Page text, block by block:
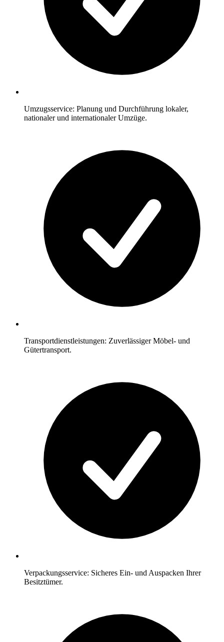
Umzugsservice: Planung und Durchführung lokaler,
nationaler und internationaler Umzüge.
Transportdienstleistungen: Zuverlässiger Möbel- und
Gütertransport.
Verpackungsservice: Sicheres Ein- und Auspacken Ihrer
Besitztümer.